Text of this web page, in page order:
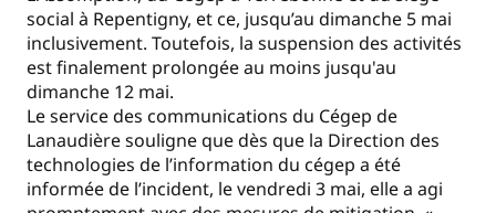
social à Repentigny, et ce, jusqu’au dimanche 5 mai
inclusivement. Toutefois, la suspension des activités
est finalement prolongée au moins jusqu'au
dimanche 12 mai.
Le service des communications du Cégep de
Lanaudière souligne que dès que la Direction des
technologies de l’information du cégep a été
informée de l’incident, le vendredi 3 mai, elle a agi